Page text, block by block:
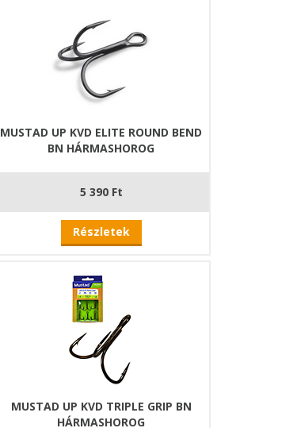
MUSTAD UP KVD ELITE ROUND BEND
BN HÁRMASHOROG
5 390 Ft
Részletek
MUSTAD UP KVD TRIPLE GRIP BN
HÁRMASHOROG